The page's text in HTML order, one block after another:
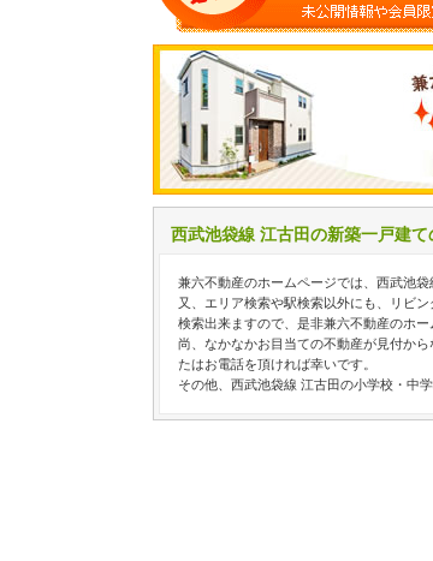
西武池袋線 江古田の新築一戸建
兼六不動産のホームページでは、西武池
又、エリア検索や駅検索以外にも、リビ
検索出来ますので、是非兼六不動産のホ
尚、なかなかお目当ての不動産が見付か
たはお電話を頂ければ幸いです。
その他、西武池袋線 江古田の小学校・中